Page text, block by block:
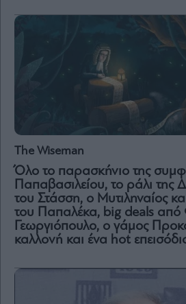
The Wiseman
Όλο το παρασκήνιο της
Παπαβασιλείου, το ράλι της
του Στάσση, o Μυτιληναίος
του Παπαλέκα, big deals από
Γεωργιόπουλο, ο γάμος
καλλονή και ένα hot